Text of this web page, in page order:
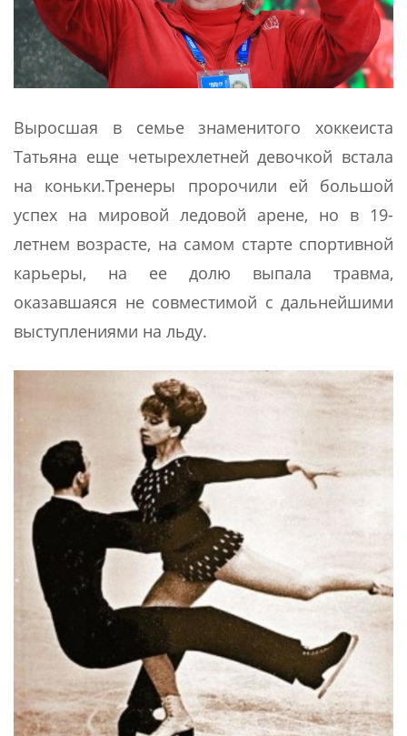
Выросшая в семье знаменитого хоккеиста
Татьяна еще четырехлетней девочкой встала
на коньки.Тренеры пророчили ей большой
успех на мировой ледовой арене, но в 19-
летнем возрасте, на самом старте спортивной
карьеры, на ее долю выпала травма,
оказавшаяся не совместимой с дальнейшими
выступлениями на льду.